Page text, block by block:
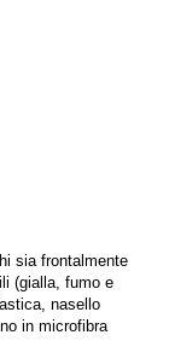
sia frontalmente
(gialla, fumo e
nasello
in microfibra